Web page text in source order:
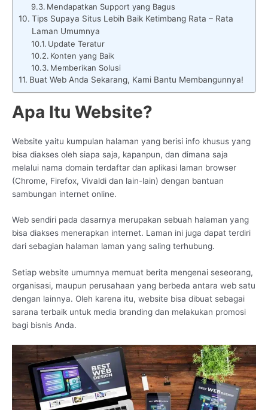
Mendapatkan Support yang Bagus
Tips Supaya Situs Lebih Baik Ketimbang Rata – Rata
Laman Umumnya
Update Teratur
Konten yang Baik
Memberikan Solusi
Buat Web Anda Sekarang, Kami Bantu Membangunnya!
Apa Itu Website?
Website yaitu kumpulan halaman yang berisi info khusus yang
bisa diakses oleh siapa saja, kapanpun, dan dimana saja
melalui nama domain terdaftar dan aplikasi laman browser
(Chrome, Firefox, Vivaldi dan lain-lain) dengan bantuan
sambungan internet online.
Web sendiri pada dasarnya merupakan sebuah halaman yang
bisa diakses menerapkan internet. Laman ini juga dapat terdiri
dari sebagian halaman laman yang saling terhubung.
Setiap website umumnya memuat berita mengenai seseorang,
organisasi, maupun perusahaan yang berbeda antara web satu
dengan lainnya. Oleh karena itu, website bisa dibuat sebagai
sarana terbaik untuk media branding dan melakukan promosi
bagi bisnis Anda.